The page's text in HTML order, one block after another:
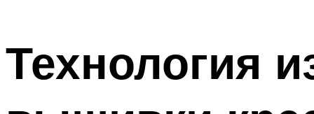
Технология